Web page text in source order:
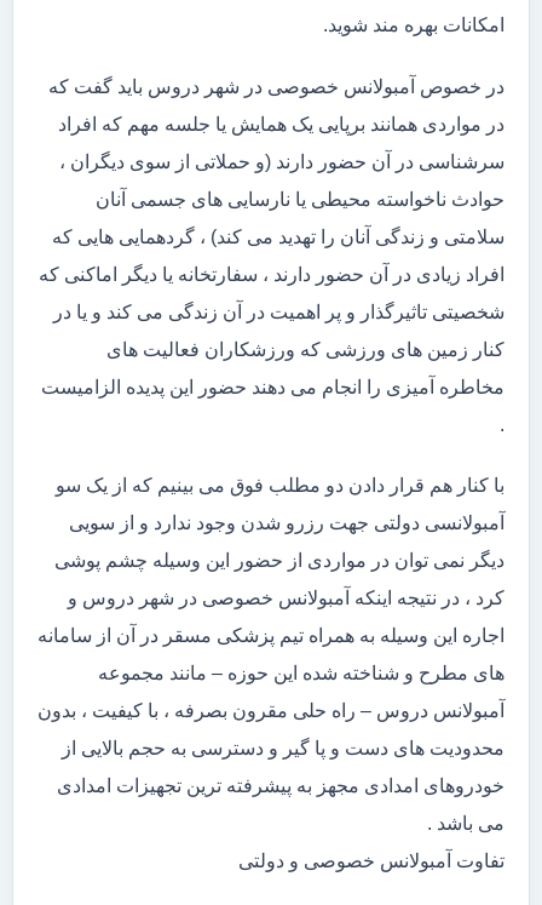
امکانات بهره مند شوید.
در خصوص آمبولانس خصوصی در شهر دروس باید گفت که
در مواردی همانند برپایی یک همایش یا جلسه مهم که افراد
سرشناسی در آن حضور دارند (و حملاتی از سوی دیگران ،
حوادث ناخواسته محیطی یا نارسایی های جسمی آنان
سلامتی و زندگی آنان را تهدید می کند) ، گردهمایی هایی که
افراد زیادی در آن حضور دارند ، سفارتخانه یا دیگر اماکنی که
شخصیتی تاثیرگذار و پر اهمیت در آن زندگی می کند و یا در
کنار زمین های ورزشی که ورزشکاران فعالیت های
مخاطره آمیزی را انجام می دهند حضور این پدیده الزامیست
.
با کنار هم قرار دادن دو مطلب فوق می بینیم که از یک سو
آمبولانسی دولتی جهت رزرو شدن وجود ندارد و از سویی
دیگر نمی توان در مواردی از حضور این وسیله چشم پوشی
کرد ، در نتیجه اینکه آمبولانس خصوصی در شهر دروس و
اجاره این وسیله به همراه تیم پزشکی مسقر در آن از سامانه
های مطرح و شناخته شده این حوزه – مانند مجموعه
آمبولانس دروس – راه حلی مقرون بصرفه ، با کیفیت ، بدون
محدودیت های دست و پا گیر و دسترسی به حجم بالایی از
خودروهای امدادی مجهز به پیشرفته ترین تجهیزات امدادی
می باشد .
تفاوت آمبولانس خصوصی و دولتی